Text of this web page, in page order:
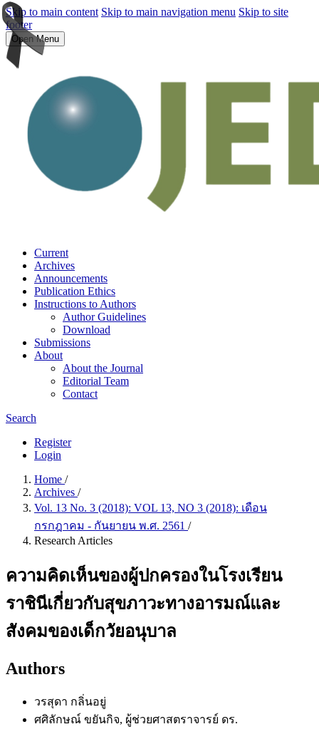
Skip to main content Skip to main navigation menu Skip to site
footer
Open Menu
Current
Archives
Announcements
Publication Ethics
Instructions to Authors
Author Guidelines
Download
Submissions
About
About the Journal
Editorial Team
Contact
Search
Register
Login
Home /
Archives /
Vol. 13 No. 3 (2018): VOL 13, NO 3 (2018): เดือน
กรกฎาคม - กันยายน พ.ศ. 2561 /
Research Articles
ความคิดเห็นของผู้ปกครองในโรงเรียน
ราชินีเกี่ยวกับสุขภาวะทางอารมณ์และ
สังคมของเด็กวัยอนุบาล
Authors
วรสุดา กลิ่นอยู่
ศศิลักษณ์ ขยันกิจ, ผู้ช่วยศาสตราจารย์ ดร.